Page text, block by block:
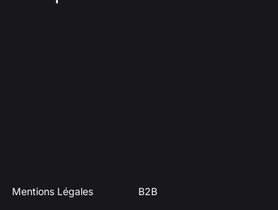
Mentions Légales B2B